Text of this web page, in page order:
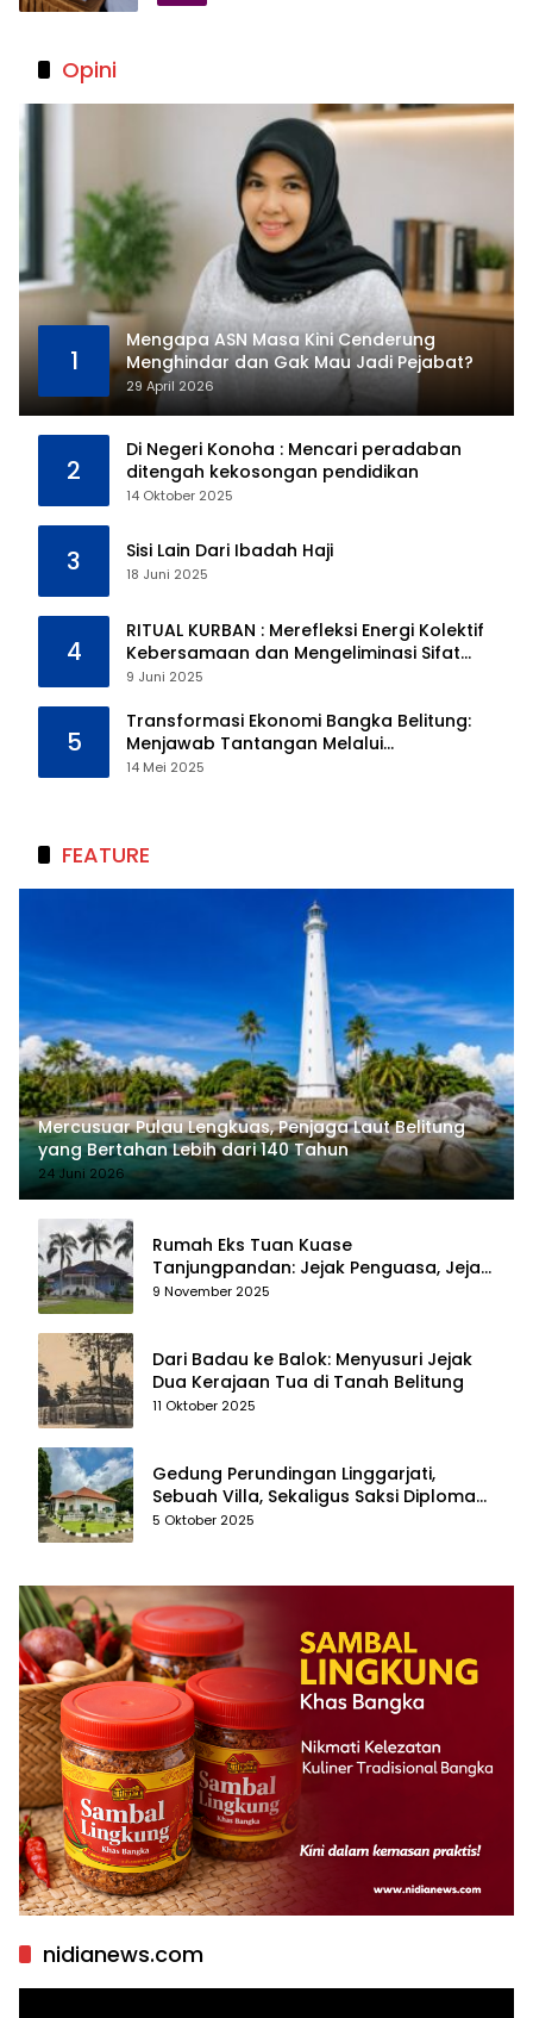
Opini
1
Mengapa ASN Masa Kini Cenderung
Menghindar dan Gak Mau Jadi Pejabat?
29 April 2026
2
Di Negeri Konoha : Mencari peradaban
ditengah kekosongan pendidikan
14 Oktober 2025
3 Sisi Lain Dari Ibadah Haji
18 Juni 2025
4
RITUAL KURBAN : Merefleksi Energi Kolektif
Kebersamaan dan Mengeliminasi Sifat
Kebinatangan Manusia
9 Juni 2025
5
Transformasi Ekonomi Bangka Belitung:
Menjawab Tantangan Melalui
Pengelolaan Sumber Daya Alam yang
14 Mei 2025
FEATURE
Mercusuar Pulau Lengkuas, Penjaga Laut Belitung
yang Bertahan Lebih dari 140 Tahun
24 Juni 2026
Rumah Eks Tuan Kuase
Tanjungpandan: Jejak Penguasa, Jejak
Kenangan
9 November 2025
Dari Badau ke Balok: Menyusuri Jejak
Dua Kerajaan Tua di Tanah Belitung
11 Oktober 2025
Gedung Perundingan Linggarjati,
Sebuah Villa, Sekaligus Saksi Diplomasi
yang Mengubah Arah Bangsa
5 Oktober 2025
nidianews.com